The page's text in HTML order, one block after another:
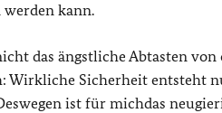
werden kann.
das ängstliche Abtasten
Wirkliche Sicherheit entsteht
ist für michdas